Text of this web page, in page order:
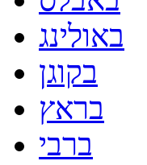
באולינג
בקוגן
בראץ
ברבי